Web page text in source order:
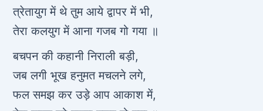
त्रेतायुग में थे तुम आये द्वापर में भी,
तेरा कलयुग में आना गजब गो गया ॥
बचपन की कहानी निराली बड़ी,
जब लगी भूख हनुमत मचलने लगे,
फल समझ कर उड़े आप आकाश में,